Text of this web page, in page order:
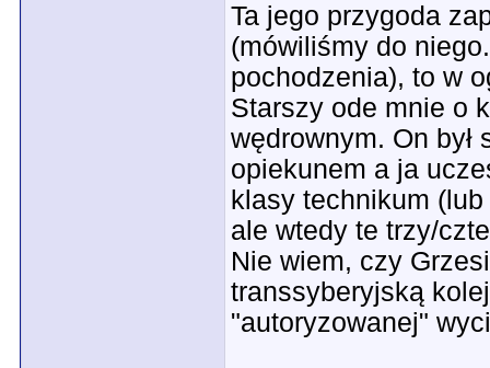
Ta jego przygoda
(mówiliśmy do
pochodzenia), to w
Starszy ode mnie o
wędrownym. On
opiekunem a ja
klasy technikum
ale wtedy te trzy/
Nie wiem, czy
transsyberyjską
"autoryzowanej"